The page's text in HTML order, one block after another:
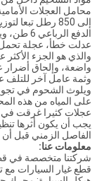
محامل العجلات
إلى 850 رطل
عدلت خطأ، عجلة
والذي هو الجزء
واضعة، وإلحاق
وثمة عامل آخر للتلف
ويلوث الشحوم في
عجلات كثيرا غرقت في
يجب أن يكون أثرها
الفاصل الزمني قبل أن
معلومات عنا:
قطع غيار السيارات مع